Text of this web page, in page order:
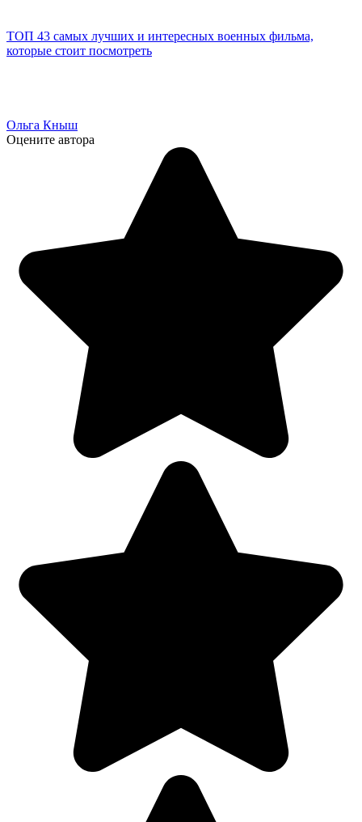
ТОП 43 самых лучших и интересных военных фильма,
которые стоит посмотреть
Ольга Кныш
Оцените автора